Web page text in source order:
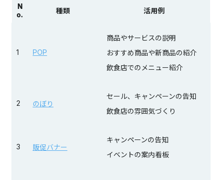
N
o.
種類 活用例
1 POP
商品やサービスの説明
おすすめ商品や新商品の紹介
飲食店でのメニュー紹介
2 のぼり
セール、キャンペーンの告知
飲食店の雰囲気づくり
3 販促バナー
キャンペーンの告知
イベントの案内看板